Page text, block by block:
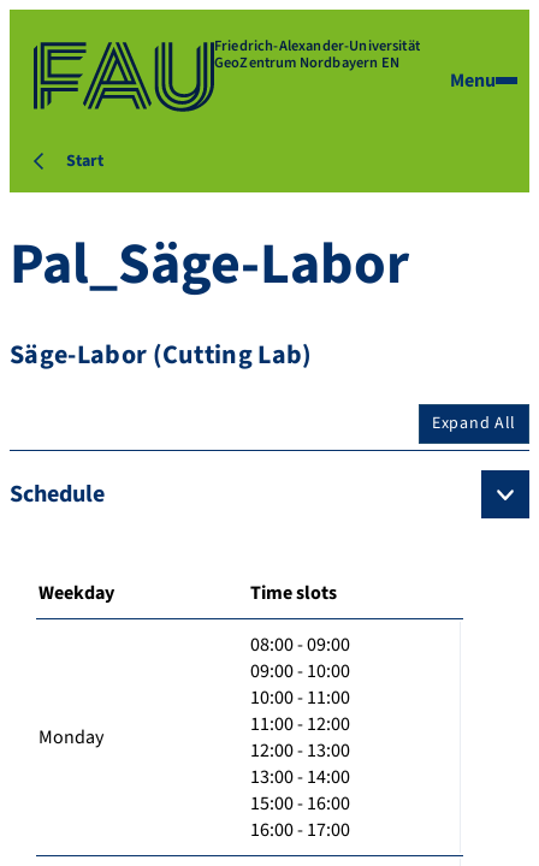
Friedrich-Alexander-Universität
GeoZentrum Nordbayern EN
Menu
Start
Pal_Säge-Labor
Säge-Labor (Cutting Lab)
Expand All
Schedule
Weekday Time slots
Monday
08:00 - 09:00
09:00 - 10:00
10:00 - 11:00
11:00 - 12:00
12:00 - 13:00
13:00 - 14:00
15:00 - 16:00
16:00 - 17:00